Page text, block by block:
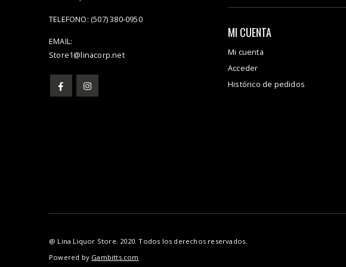
TELEFONO: (507) 380-0950
EMAIL:
Store1@linacorp.net
MI CUENTA
Mi cuenta
Acceder
Histórico de pedidos
@ Lina Liquor Store. 2020. Todos los derechos reservados.
Powered by Gambitts.com